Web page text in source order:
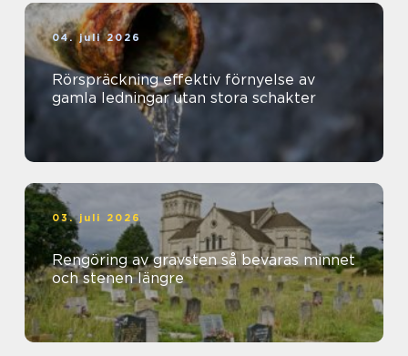
04. juli 2026
Rörspräckning effektiv förnyelse av
gamla ledningar utan stora schakter
03. juli 2026
Rengöring av gravsten så bevaras minnet
och stenen längre